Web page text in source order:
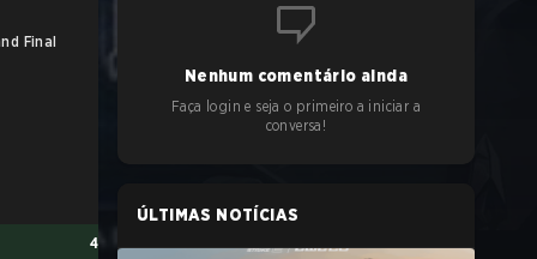
Final
4
Nenhum comentário ainda
Faça login e seja o primeiro a iniciar a
conversa!
ÚLTIMAS NOTÍCIAS